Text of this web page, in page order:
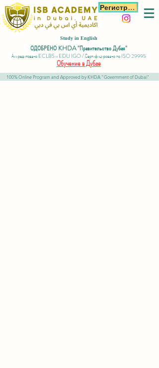
Регистрация
Study in English
ОДОБРЕНО KHDA "Правительство Дубая"
Аккредитовано ECLBS и EDU IGO / Сертифицировано по ISO 29995
Обучение в Дубае
100% Online Program and Approved by KHDA "Government of Dubai"